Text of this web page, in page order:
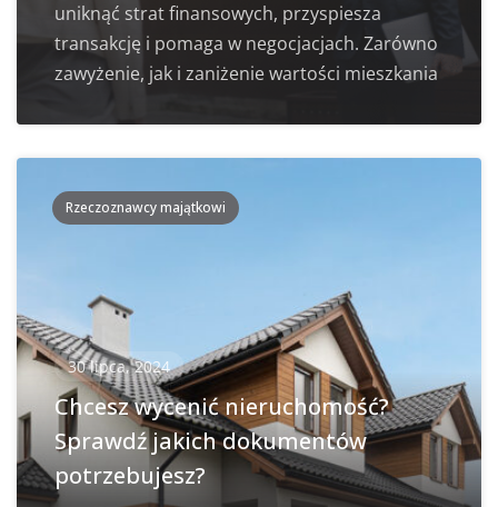
uniknąć strat finansowych, przyspiesza
transakcję i pomaga w negocjacjach. Zarówno
zawyżenie, jak i zaniżenie wartości mieszkania
Rzeczoznawcy majątkowi
30 lipca, 2024
Chcesz wycenić nieruchomość?
Sprawdź jakich dokumentów
potrzebujesz?